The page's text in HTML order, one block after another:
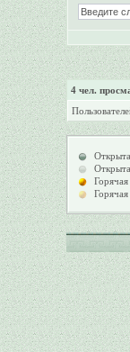
4чел.